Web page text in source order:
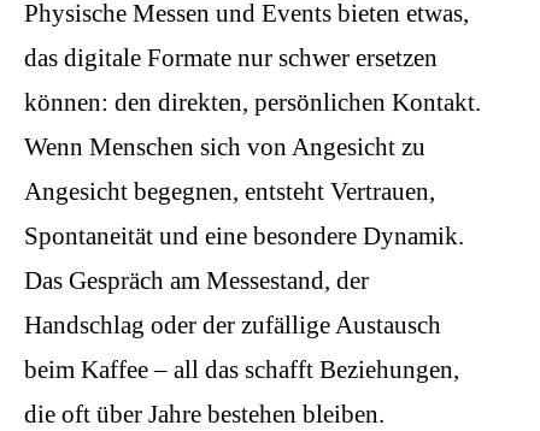
Physische Messen und Events bieten etwas,
das digitale Formate nur schwer ersetzen
können: den direkten, persönlichen Kontakt.
Wenn Menschen sich von Angesicht zu
Angesicht begegnen, entsteht Vertrauen,
Spontaneität und eine besondere Dynamik.
Das Gespräch am Messestand, der
Handschlag oder der zufällige Austausch
beim Kaffee – all das schafft Beziehungen,
die oft über Jahre bestehen bleiben.